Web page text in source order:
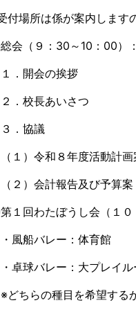
付場所は係が案内します
会（９：30～10：00
開会の挨拶
校長あいさつ
協議
）令和８年度活動計画
）会計報告及び予算案
１回わたぼうし会（１
船バレー：体育館
球バレー：大プレイル
ちらの種目を希望する